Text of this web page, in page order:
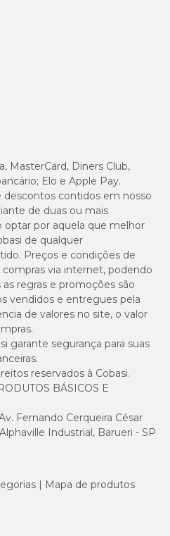
MasterCard, Diners Club,
Elo e Apple Pay.
descontos contidos em nosso
de duas ou mais
optar por aquela que melhor
de qualquer
Preços e condições de
via internet, podendo
as regras e promoções são
vendidos e entregues pela
de valores no site, o valor
garante segurança para suas
reservados à Cobasi.
BÁSICOS E
Fernando Cerqueira César
Industrial, Barueri - SP
Mapa de produtos